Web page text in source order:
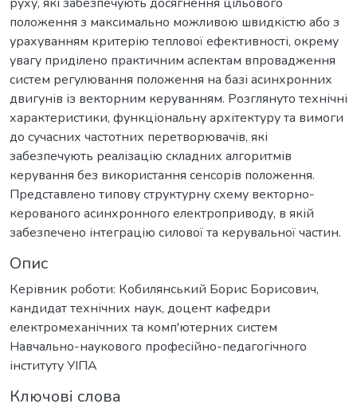
положення з максимально можливою швидкістю або з
урахуванням критерію теплової ефективності, окрему
увагу приділено практичним аспектам впровадження
систем регулювання положення на базі асинхронних
двигунів із векторним керуванням. Розглянуто технічні
характеристики, функціональну архітектуру та вимоги
до сучасних частотних перетворювачів, які
забезпечують реалізацію складних алгоритмів
керування без використання сенсорів положення.
Представлено типову структурну схему векторно-
керованого асинхронного електроприводу, в якій
забезпечено інтеграцію силової та керувальної частин.
Опис
Керівник роботи: Кобилянський Борис Борисович,
кандидат технічних наук, доцент кафедри
електромеханічних та комп'ютерних систем
Навчально-наукового професійно-педагогічного
інституту УІПА
Ключові слова